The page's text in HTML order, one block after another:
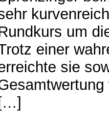
um
einer
sie